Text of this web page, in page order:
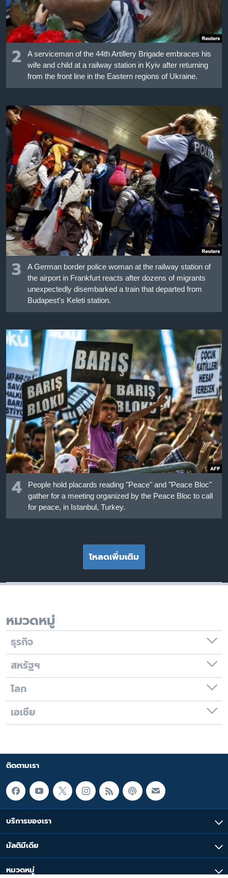
2
A serviceman of the 44th Artillery Brigade embraces his
wife and child at a railway station in Kyiv after returning
from the front line in the Eastern regions of Ukraine.
3
A German border police woman at the railway station of
the airport in Frankfurt reacts after dozens of migrants
unexpectedly disembarked a train that departed from
Budapest's Keleti station.
4
People hold placards reading "Peace" and "Peace Bloc"
gather for a meeting organized by the Peace Bloc to call
for peace, in Istanbul, Turkey.
โหลดเพิ่มเติม
หมวดหมู่
ธุรกิจ
สหรัฐฯ
โลก
เอเชีย
ติดตามเรา
บริการของเรา
มัลติมีเดีย
หมวดหมู่